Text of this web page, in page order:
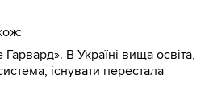
Гарвард». В Україні вища освіта,
існувати перестала